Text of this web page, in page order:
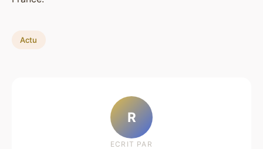
Actu
R
ECRIT PAR